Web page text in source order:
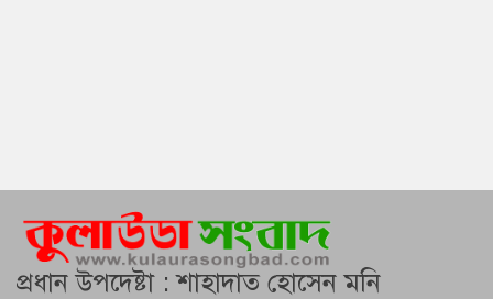
প্রধান উপদেষ্টা : শাহাদাত হোসেন মনি